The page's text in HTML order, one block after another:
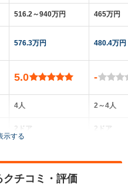
516.2～940万円
576.3万円
5.0
4人
2ドア
全高
465万円
480.4万円
-
2～4人
2ドア
全
示する
クチコミ・評価